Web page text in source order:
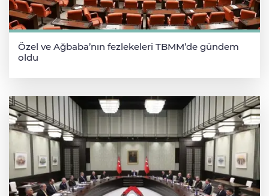
Özel ve Ağbaba’nın fezlekeleri TBMM’de gündem
oldu